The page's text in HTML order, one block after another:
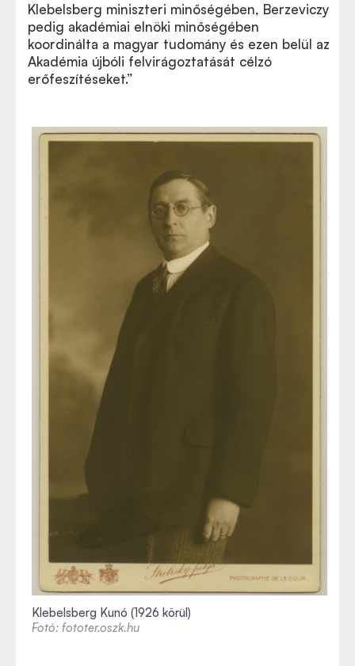
Klebelsberg miniszteri minőségében, Berzeviczy
pedig akadémiai elnöki minőségében
koordinálta a magyar tudomány és ezen belül az
Akadémia újbóli felvirágoztatását célzó
erőfeszítéseket.”
Klebelsberg Kunó (1926 körül)
Fotó: fototer.oszk.hu